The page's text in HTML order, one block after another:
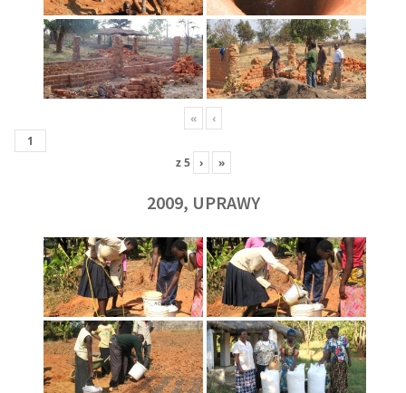
« ‹
z5 › »
2009, UPRAWY